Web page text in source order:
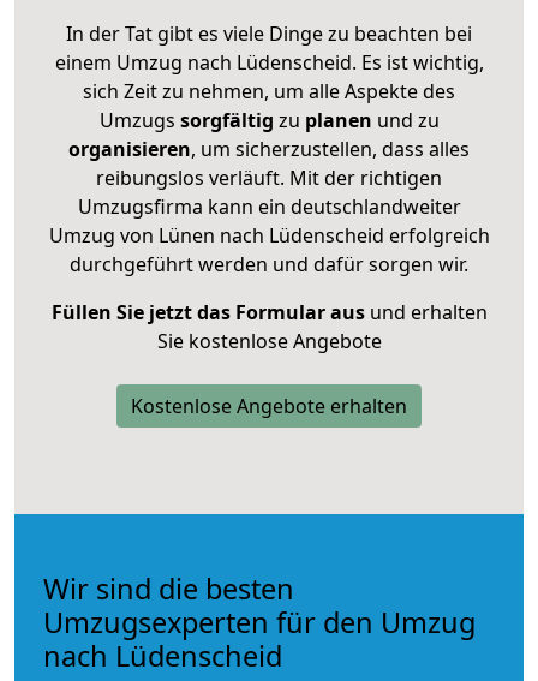
In der Tat gibt es viele Dinge zu beachten bei
einem Umzug nach Lüdenscheid. Es ist wichtig,
sich Zeit zu nehmen, um alle Aspekte des
Umzugs sorgfältig zu planen und zu
organisieren, um sicherzustellen, dass alles
reibungslos verläuft. Mit der richtigen
Umzugsfirma kann ein deutschlandweiter
Umzug von Lünen nach Lüdenscheid erfolgreich
durchgeführt werden und dafür sorgen wir.
Füllen Sie jetzt das Formular ausund erhalten
Sie kostenlose Angebote
Kostenlose Angebote erhalten
Wir sind die besten
Umzugsexperten für den Umzug
nach Lüdenscheid